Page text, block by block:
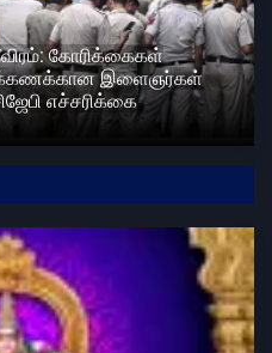
கோரிக்கைகள்
இளைஞர்கள்
எச்சரிக்கை